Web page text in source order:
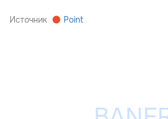
Источник Point